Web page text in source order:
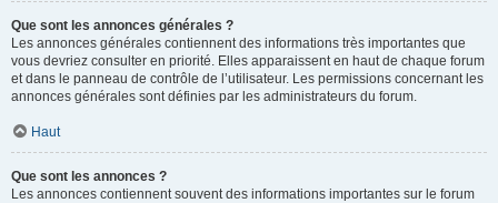
Que sont les annonces générales ?
Les annonces générales contiennent des informations très importantes que
vous devriez consulter en priorité. Elles apparaissent en haut de chaque forum
et dans le panneau de contrôle de l’utilisateur. Les permissions concernant les
annonces générales sont définies par les administrateurs du forum.
Haut
Que sont les annonces ?
Les annonces contiennent souvent des informations importantes sur le forum